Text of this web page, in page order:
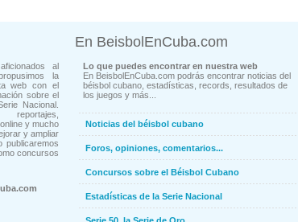
al
la
web con el
sobre el
Nacional.
reportajes,
y mucho
y ampliar
publicaremos
concursos
En BeisbolEnCuba.com
Lo que puedes encontrar en nuestra web
En BeisbolEnCuba.com podrás encontrar noticias del
béisbol cubano, estadísticas, records, resultados de
los juegos y más...
Noticias del béisbol cubano
Foros, opiniones, comentarios...
Concursos sobre el Béisbol Cubano
Estadísticas de la Serie Nacional